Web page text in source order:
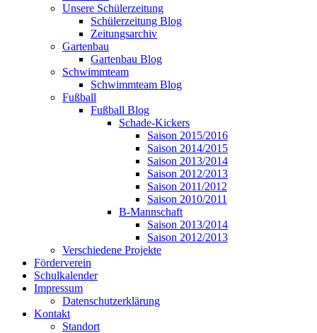
Unsere Schülerzeitung
Schülerzeitung Blog
Zeitungsarchiv
Gartenbau
Gartenbau Blog
Schwimmteam
Schwimmteam Blog
Fußball
Fußball Blog
Schade-Kickers
Saison 2015/2016
Saison 2014/2015
Saison 2013/2014
Saison 2012/2013
Saison 2011/2012
Saison 2010/2011
B-Mannschaft
Saison 2013/2014
Saison 2012/2013
Verschiedene Projekte
Förderverein
Schulkalender
Impressum
Datenschutzerklärung
Kontakt
Standort